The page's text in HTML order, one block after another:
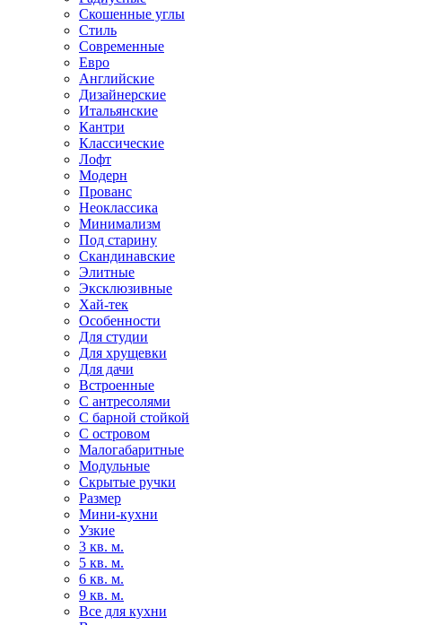
Скошенные углы
Стиль
Современные
Евро
Английские
Дизайнерские
Итальянские
Кантри
Классические
Лофт
Модерн
Прованс
Неоклассика
Минимализм
Под старину
Скандинавские
Элитные
Эксклюзивные
Хай-тек
Особенности
Для студии
Для хрущевки
Для дачи
Встроенные
С антресолями
С барной стойкой
С островом
Малогабаритные
Модульные
Скрытые ручки
Размер
Мини-кухни
Узкие
3 кв. м.
5 кв. м.
6 кв. м.
9 кв. м.
Все для кухни